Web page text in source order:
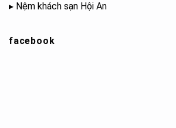
▸ Nệm khách sạn Hội An
facebook